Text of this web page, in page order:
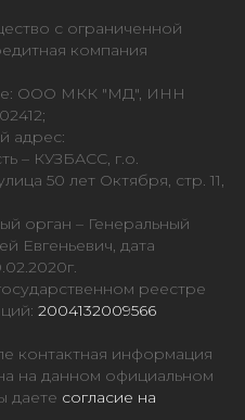
с ограниченной
компания
ООО МКК "МД", ИНН
адрес:
– КУЗБАСС, г.о.
50 лет Октября, стр. 11,
орган – Генеральный
Евгеньевич, дата
реестре
2004132009566
контактная информация
на данном официальном
даете согласие на